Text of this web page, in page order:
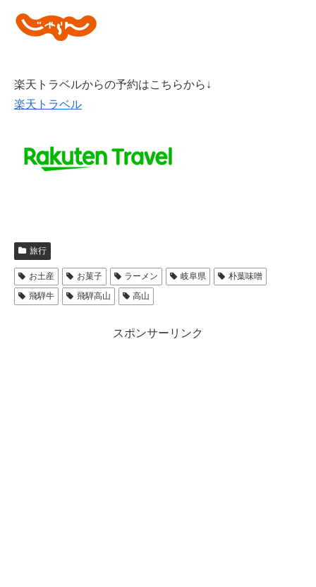
楽天トラベルからの予約はこちらから↓
楽天トラベル
旅行
お土産 お菓子 ラーメン 岐阜県
朴葉味噌
飛騨牛
飛騨高山 高山
スポンサーリンク